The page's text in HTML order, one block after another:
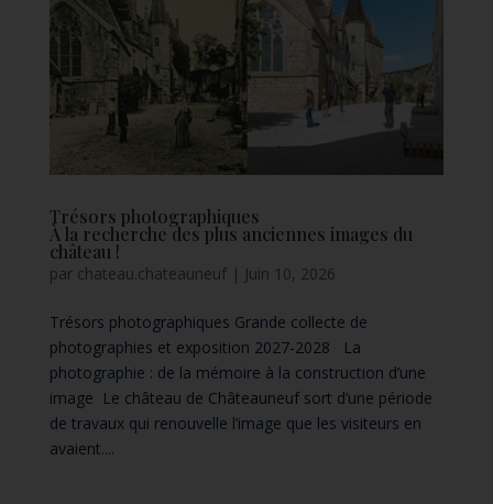
Trésors photographiques
À la recherche des plus anciennes images du
château !
par chateau.chateauneuf| Juin 10, 2026
Trésors photographiques Grande collecte de
photographies et exposition 2027-2028 La
photographie : de la mémoire à la construction d’une
image Le château de Châteauneuf sort d’une période
de travaux qui renouvelle l’image que les visiteurs en
avaient....